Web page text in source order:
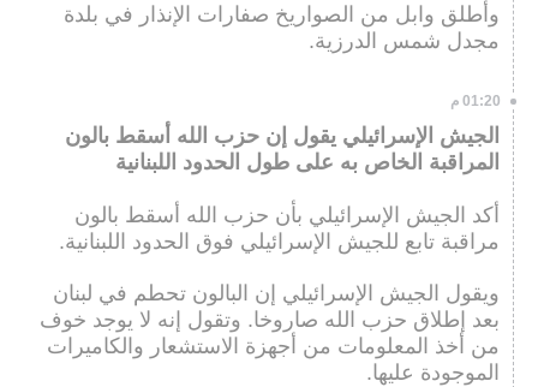
وأطلق وابل من الصواريخ صفارات الإنذار في بلدة
مجدل شمس الدرزية.
01:20 م
الجيش الإسرائيلي يقول إن حزب الله أسقط بالون
المراقبة الخاص به على طول الحدود اللبنانية
أكد الجيش الإسرائيلي بأن حزب الله أسقط بالون
مراقبة تابع للجيش الإسرائيلي فوق الحدود اللبنانية.
ويقول الجيش الإسرائيلي إن البالون تحطم في لبنان
بعد إطلاق حزب الله صاروخا. وتقول إنه لا يوجد خوف
من أخذ المعلومات من أجهزة الاستشعار والكاميرات
الموجودة عليها.